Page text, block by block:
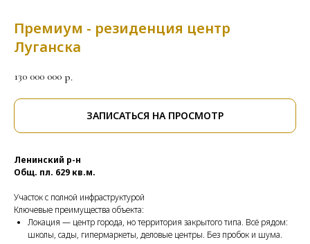
Премиум - резиденция центр
Луганска
130 000 000 р.
ЗАПИСАТЬСЯ НА ПРОСМОТР
Ленинский р-н
Общ. пл. 629 кв.м.
Участок с полной инфраструктурой
Ключевые преимущества объекта:
Локация — центр города, но территория закрытого типа. Всё рядом:
школы, сады, гипермаркеты, деловые центры. Без пробок и шума.